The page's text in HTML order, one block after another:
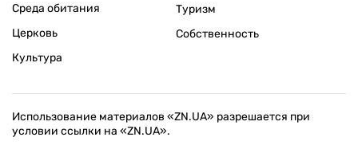
Среда обитания
Церковь
Культура
Туризм
Собственность
Использование материалов «ZN.UA» разрешается при
условии ссылки на «ZN.UA».